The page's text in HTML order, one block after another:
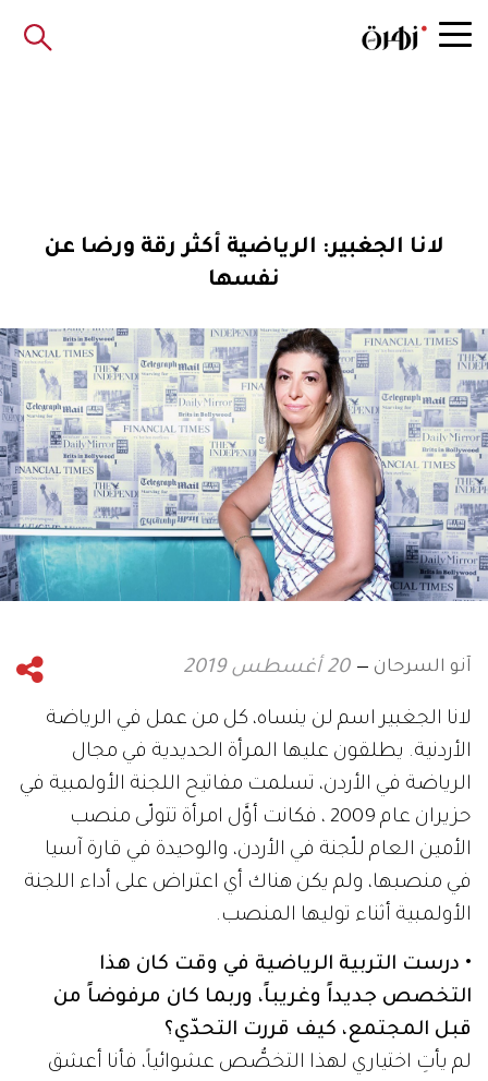
لانا الجغبير: الرياضية أكثر رقة ورضا عن
نفسها
آنو السرحان 20 أغسطس 2019
لانا الجغبير اسم لن ينساه، كل من عمل في الرياضة
الأردنية. يطلقون عليها المرأة الحديدية في مجال
الرياضة في الأردن، تسلمت مفاتيح اللجنة الأولمبية في
حزيران عام 2009 ، فكانت أوَّل امرأة تتولّى منصب
الأمين العام للّجنة في الأردن، والوحيدة في قارة آسيا
في منصبها، ولم يكن هناك أي اعتراض على أداء اللجنة
الأولمبية أثناء توليها المنصب.
• درست التربية الرياضية في وقت كان هذا
التخصص جديداً وغريباً، وربما كان مرفوضاً من
قبل المجتمع، كيف قررت التحدّي؟
لم يأتِ اختياري لهذا التخصُّص عشوائياً، فأنا أعشق